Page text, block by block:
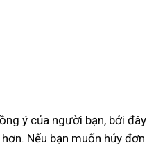
ý của người bạn, bởi đây
Nếu bạn muốn hủy đơn